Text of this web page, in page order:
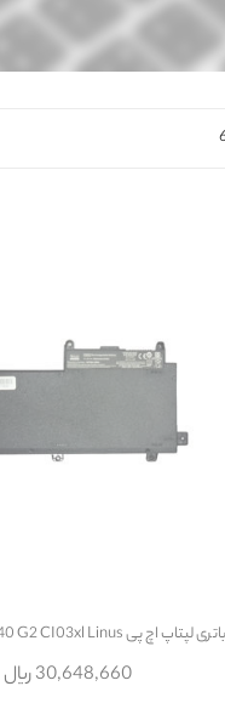
باتری لپتاپ اچ پی Battery HP 640 G2 CI03xl Linus
30,648,660 ریال